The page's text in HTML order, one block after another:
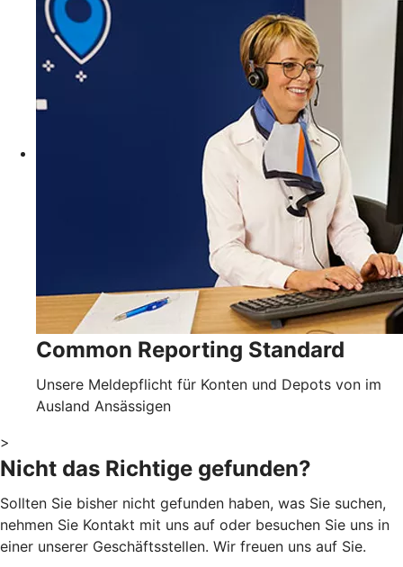
Common Reporting Standard
Unsere Meldepflicht für Konten und Depots von im
Ausland Ansässigen
>
Nicht das Richtige gefunden?
Sollten Sie bisher nicht gefunden haben, was Sie suchen,
nehmen Sie Kontakt mit uns auf oder besuchen Sie uns in
einer unserer Geschäftsstellen. Wir freuen uns auf Sie.